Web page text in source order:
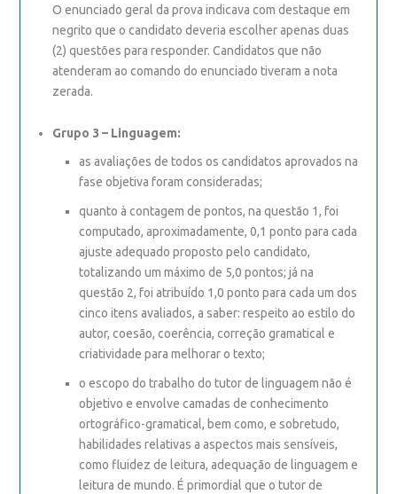
O enunciado geral da prova indicava com destaque em
negrito que o candidato deveria escolher apenas duas
(2) questões para responder. Candidatos que não
atenderam ao comando do enunciado tiveram a nota
zerada.
Grupo 3 – Linguagem:
as avaliações de todos os candidatos aprovados na
fase objetiva foram consideradas;
quanto à contagem de pontos, na questão 1, foi
computado, aproximadamente, 0,1 ponto para cada
ajuste adequado proposto pelo candidato,
totalizando um máximo de 5,0 pontos; já na
questão 2, foi atribuído 1,0 ponto para cada um dos
cinco itens avaliados, a saber: respeito ao estilo do
autor, coesão, coerência, correção gramatical e
criatividade para melhorar o texto;
o escopo do trabalho do tutor de linguagem não é
objetivo e envolve camadas de conhecimento
ortográfico-gramatical, bem como, e sobretudo,
habilidades relativas a aspectos mais sensíveis,
como fluidez de leitura, adequação de linguagem e
leitura de mundo. É primordial que o tutor de